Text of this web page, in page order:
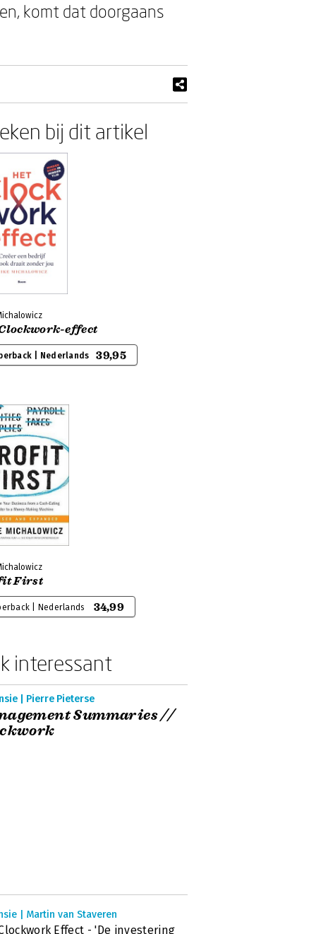
komt dat doorgaans
bij dit artikel
effect
| Nederlands 39,95
First
| Nederlands 34,99
interessant
| Pierre Pieterse
Summaries //
| Martin van Staveren
Effect - 'De investering